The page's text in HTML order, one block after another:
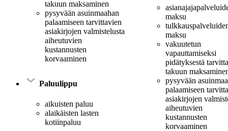
takuun maksaminen
pysyvään asuinmaahan
palaamiseen tarvittavien
asiakirjojen valmistelusta
aiheutuvien
kustannusten
korvaaminen
Paluulippu
aikuisten paluu
alaikäisten lasten
kotiinpaluu
maksu
maksu
vakuutetun
vapauttamiseksi
pidätyksestä
takuun
pysyvään
palaamiseen
asiakirjojen
aiheutuvien
kustannusten
korvaaminen